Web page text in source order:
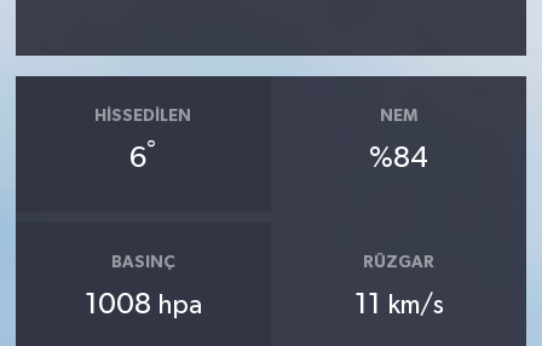
HISSEDILEN
6°
NEM
%84
BASINÇ
1008 hpa
RÜZGAR
11 km/s